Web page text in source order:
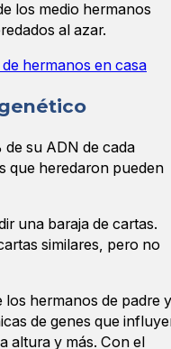
los medio hermanos
al azar.
hermanos en casa
su ADN de cada
que heredaron pueden
una baraja de cartas.
similares, pero no
los hermanos de padre y
de genes que
altura y más. Con el